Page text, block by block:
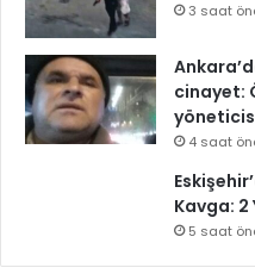
3 saat
cinayet:
4 saat
Kavga: 2
5 saat